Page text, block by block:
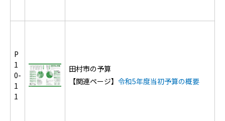
P
1
0-
1
1
田村市の予算
【関連ページ】 令和5年度当初予算の概要